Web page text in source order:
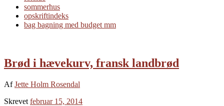
sommerhus
opskriftindeks
bag bagning med budget mm
Brød i hævekurv, fransk landbrød
AfJette Holm Rosendal
Skrevet februar 15, 2014